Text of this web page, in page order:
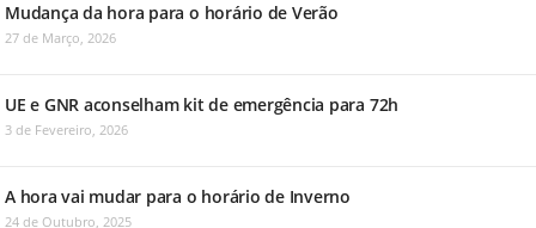
Mudança da hora para o horário de Verão
27 de Março, 2026
UE e GNR aconselham kit de emergência para 72h
3 de Fevereiro, 2026
A hora vai mudar para o horário de Inverno
24 de Outubro, 2025